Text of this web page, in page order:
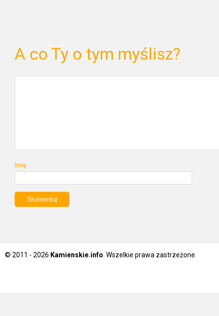
A co Ty o tym myślisz?
Imię
© 2011 - 2026 Kamienskie.info . Wszelkie prawa zastrzeżone.